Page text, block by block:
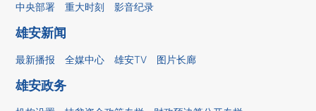
中央部署 重大时刻 影音纪录
雄安新闻
最新播报 全媒中心 雄安TV 图片长廊
雄安政务